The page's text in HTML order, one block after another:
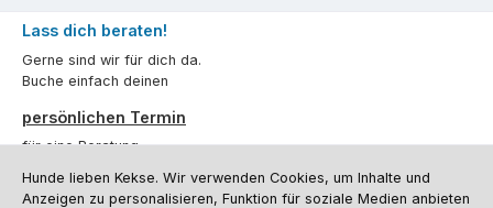
Lass dich beraten!
Gerne sind wir für dich da.
Buche einfach deinen
persönlichen Termin
für eine Beratung.
Oder über unserKontaktformular.
Hunde lieben Kekse. Wir verwenden Cookies, um Inhalte und
Anzeigen zu personalisieren, Funktion für soziale Medien anbieten